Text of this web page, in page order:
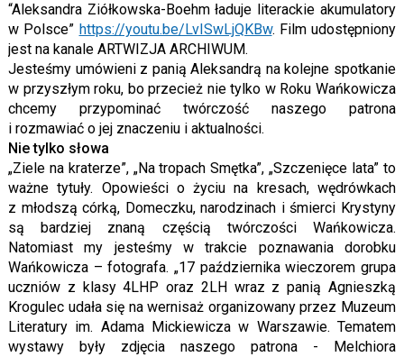
“Aleksandra Ziółkowska-Boehm ładuje literackie akumulatory
w Polsce” https://youtu.be/LvISwLjQKBw. Film udostępniony
jest na kanale ARTWIZJA ARCHIWUM.
Jesteśmy umówieni z panią Aleksandrą na kolejne spotkanie
w przyszłym roku, bo przecież nie tylko w Roku Wańkowicza
chcemy przypominać twórczość naszego patrona
i rozmawiać o jej znaczeniu i aktualności.
Nie tylko słowa
„Ziele na kraterze”, „Na tropach Smętka”, „Szczenięce lata” to
ważne tytuły. Opowieści o życiu na kresach, wędrówkach
z młodszą córką, Domeczku, narodzinach i śmierci Krystyny
są bardziej znaną częścią twórczości Wańkowicza.
Natomiast my jesteśmy w trakcie poznawania dorobku
Wańkowicza – fotografa. „17 października wieczorem grupa
uczniów z klasy 4LHP oraz 2LH wraz z panią Agnieszką
Krogulec udała się na wernisaż organizowany przez Muzeum
Literatury im. Adama Mickiewicza w Warszawie. Tematem
wystawy były zdjęcia naszego patrona - Melchiora